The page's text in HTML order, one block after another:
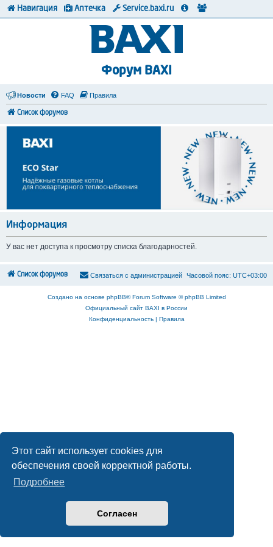
Этот сайт использует cookies для
обеспечения своей корректной работы.
Подробнее
Согласен
Форум BAXI
Новости FAQ Правила
Список форумов
Информация
У вас нет доступа к просмотру списка благодарностей.
Навигация Аптечка Service.baxi.ru
Список форумов Часовой пояс: UTC+03:00
Связаться с администрацией
Создано на основе phpBB® Forum Software © phpBB Limited
Официальный сайт BAXI в России
Конфиденциальность| Правила